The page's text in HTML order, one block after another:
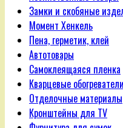
Замки и скобяные
Момент Хенкель
Пена, герметик, клей
Автотовары
Самоклеящаяся пленка
Кварцевые
Отделочные материалы
Кронштейны для TV